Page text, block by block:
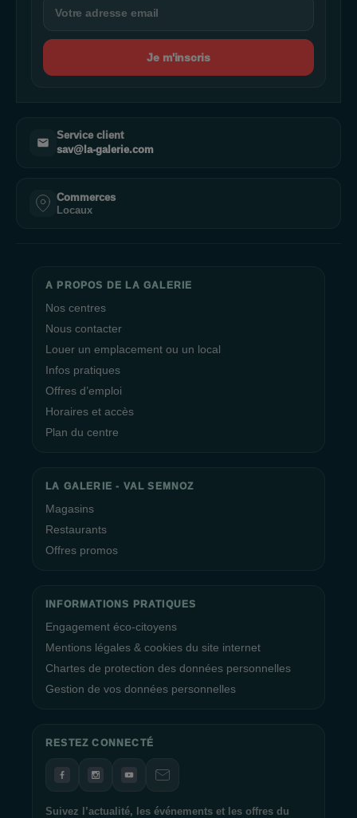
Je m'inscris
Service client
sav@la-galerie.com
Commerces
Locaux
A PROPOS DE LA GALERIE
Nos centres
Nous contacter
Louer un emplacement ou un local
Infos pratiques
Offres d’emploi
Horaires et accès
Plan du centre
LA GALERIE - VAL SEMNOZ
Magasins
Restaurants
Offres promos
INFORMATIONS PRATIQUES
Engagement éco-citoyens
Mentions légales & cookies du site internet
Chartes de protection des données personnelles
Gestion de vos données personnelles
RESTEZ CONNECTÉ
Suivez l’actualité, les événements et les offres du